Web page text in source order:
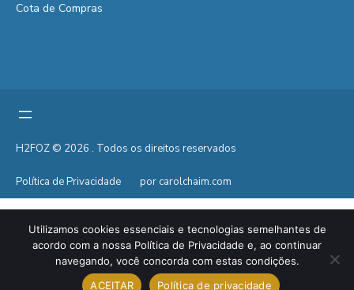
Cota de Compras
H2FOZ © 2026 . Todos os direitos reservados
Política de Privacidade por carolchaim.com
Utilizamos cookies essenciais e tecnologias semelhantes de
acordo com a nossa Política de Privacidade e, ao continuar
navegando, você concorda com estas condições.
ACEITAR
Política de privacidade